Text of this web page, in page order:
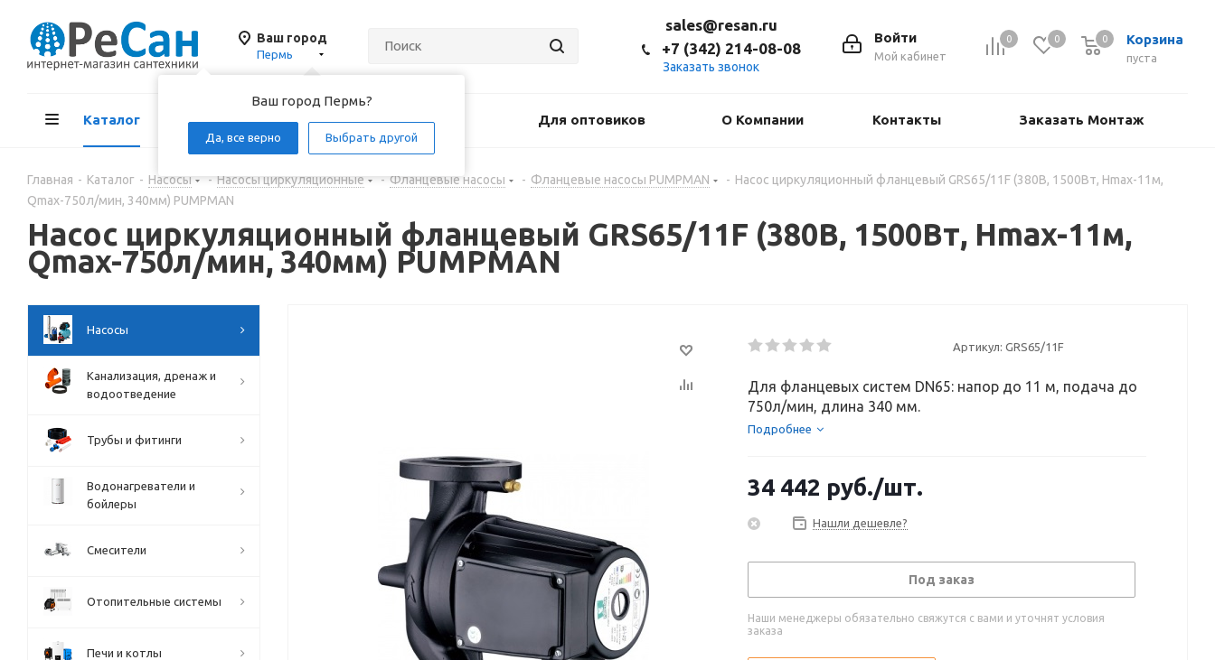
Ваш город
Пермь
Ваш город Пермь?
Да, все верно Выбрать другой
0 0 Корзина
пуста
0
Войти
Мой кабинет
sales@resan.ru
+7 (342) 214-08-08
Заказать звонок
Каталог Акции Доставка Для оптовиков О Компании Контакты Заказать Монтаж
Главная - Каталог - Насосы - Насосы циркуляционные - Фланцевые насосы - Фланцевые насосы PUMPMAN - Насос циркуляционный фланцевый GRS65/11F (380В, 1500Вт, Hmax-11м,
Qmax-750л/мин, 340мм) PUMPMAN
Насос циркуляционный фланцевый GRS65/11F (380В, 1500Вт, Hmax-11м,
Qmax-750л/мин, 340мм) PUMPMAN
Артикул: GRS65/11F
Для фланцевых систем DN65: напор до 11 м, подача до
750л/мин, длина 340 мм.
Подробнее
34 442 руб./шт.
Нашли дешевле?
Под заказ
Наши менеджеры обязательно свяжутся с вами и уточнят условия
заказа
Насосы
Канализация, дренаж и
водоотведение
Трубы и фитинги
Водонагреватели и
бойлеры
Смесители
Отопительные системы
Печи и котлы